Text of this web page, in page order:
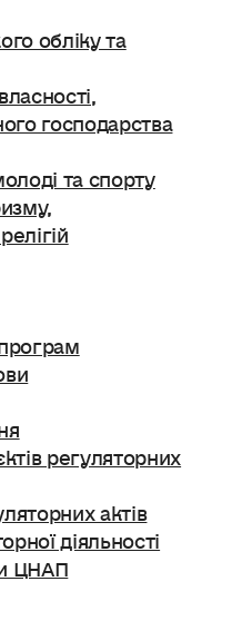
обліку та
господарства
та спорту
регуляторних
актів
діяльності
ЦНАП